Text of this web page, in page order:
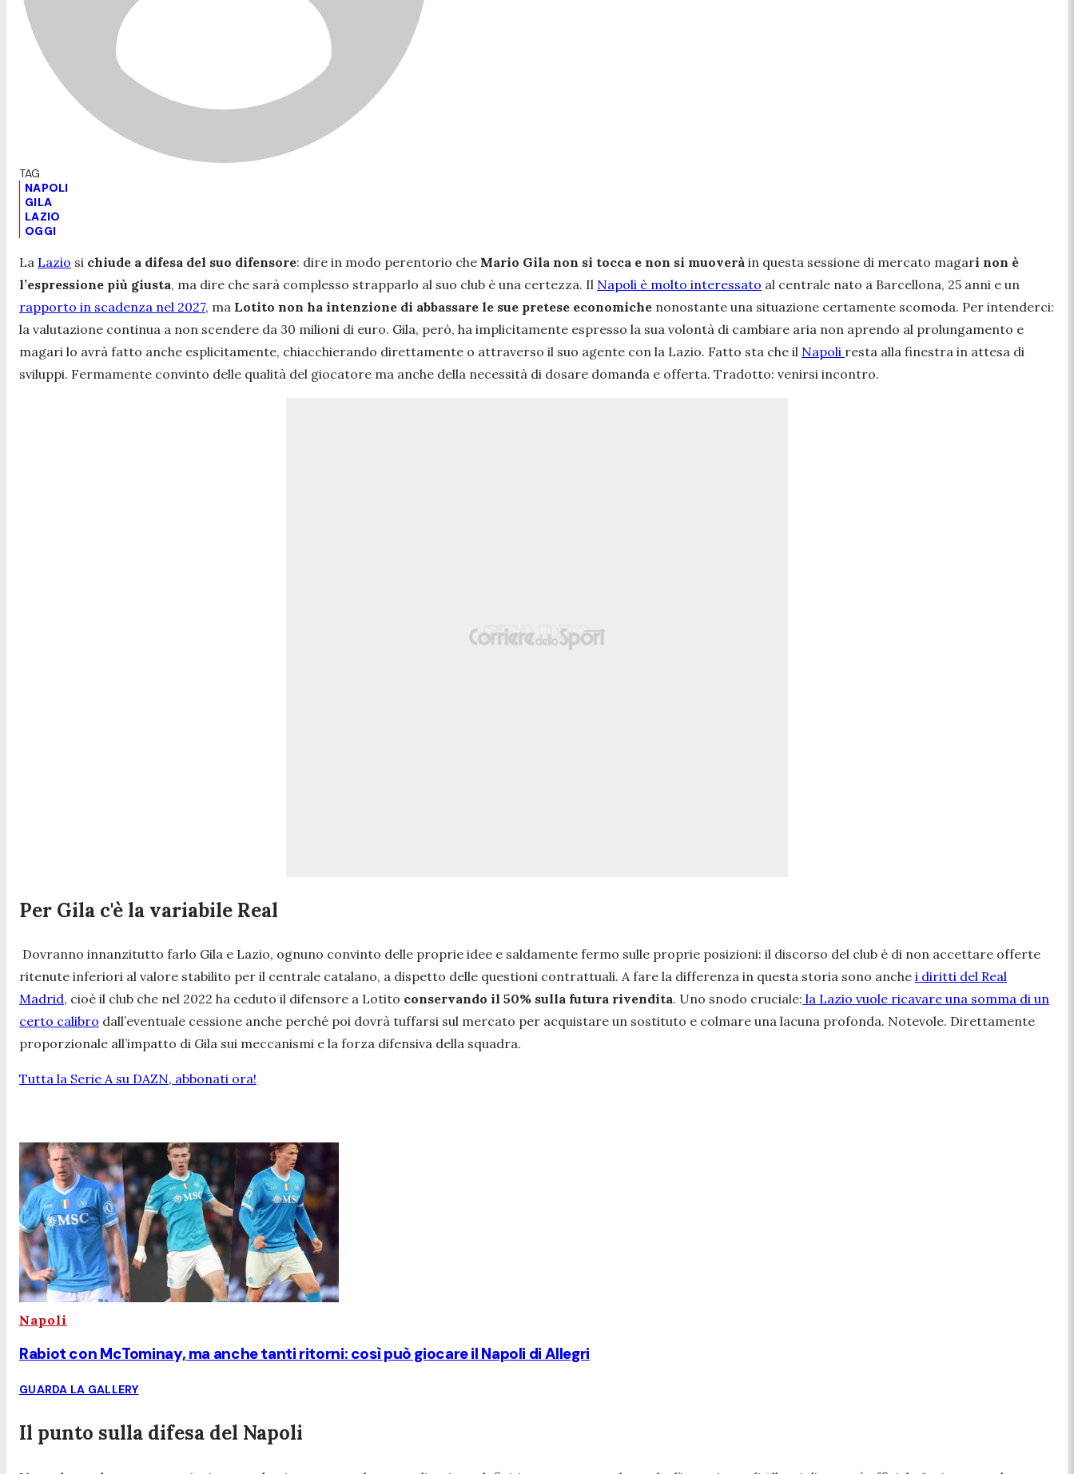
NAPOLI
GILA
LAZIO
OGGI
La Lazio si chiude a difesa del suo difensore: dire in modo perentorio che Mario Gila non si tocca e non si muoverà in questa sessione di mercato magari non è
l’espressione più giusta, ma dire che sarà complesso strapparlo al suo club è una certezza. Il Napoli è molto interessato al centrale nato a Barcellona, 25 anni e un
rapporto in scadenza nel 2027, ma Lotito non ha intenzione di abbassare le sue pretese economiche nonostante una situazione certamente scomoda. Per intenderci:
la valutazione continua a non scendere da 30 milioni di euro. Gila, però, ha implicitamente espresso la sua volontà di cambiare aria non aprendo al prolungamento e
magari lo avrà fatto anche esplicitamente, chiacchierando direttamente o attraverso il suo agente con la Lazio. Fatto sta che il Napoli resta alla finestra in attesa di
sviluppi. Fermamente convinto delle qualità del giocatore ma anche della necessità di dosare domanda e offerta. Tradotto: venirsi incontro.
Per Gila c'è la variabile Real
Dovranno innanzitutto farlo Gila e Lazio, ognuno convinto delle proprie idee e saldamente fermo sulle proprie posizioni: il discorso del club è di non accettare offerte
ritenute inferiori al valore stabilito per il centrale catalano, a dispetto delle questioni contrattuali. A fare la differenza in questa storia sono anche i diritti del Real
Madrid, cioè il club che nel 2022 ha ceduto il difensore a Lotito conservando il 50% sulla futura rivendita. Uno snodo cruciale: la Lazio vuole ricavare una somma di un
certo calibro dall’eventuale cessione anche perché poi dovrà tuffarsi sul mercato per acquistare un sostituto e colmare una lacuna profonda. Notevole. Direttamente
proporzionale all’impatto di Gila sui meccanismi e la forza difensiva della squadra.
Tutta la Serie A su DAZN, abbonati ora!
Napoli
Rabiot con McTominay, ma anche tanti ritorni: così può giocare il Napoli di Allegri
GUARDA LA GALLERY
Il punto sulla difesa del Napoli